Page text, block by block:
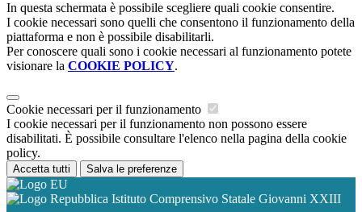
In questa schermata è possibile scegliere quali cookie consentire.
I cookie necessari sono quelli che consentono il funzionamento della
piattaforma e non è possibile disabilitarli.
Per conoscere quali sono i cookie necessari al funzionamento potete
visionare la COOKIE POLICY.
Cookie necessari per il funzionamento
I cookie necessari per il funzionamento non possono essere
disabilitati. È possibile consultare l'elenco nella pagina della cookie
policy.
Accetta tutti Salva le preferenze
Istituto Comprensivo Statale Giovanni XXIII